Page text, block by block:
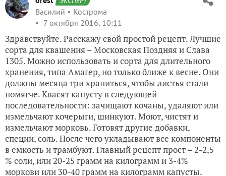
Василий
Кострома
7 октября 2016, 10:11
Здравствуйте. Расскажу свой простой рецепт. Лучшие
сорта для квашения – Московская Поздняя и Слава
1305. Можно использовать и сорта для длительного
хранения, типа Амагер, но только ближе к весне. Они
должны месяца три храниться, чтобы листья стали
помягче. Квасят капусту в следующей
последовательности: зачищают кочаны, удаляют или
измельчают кочерыги, шинкуют. Моют, чистят и
измельчают морковь. Готовят другие добавки,
специи, соль. После чего укладывают все компоненты
в емкость и трамбуют. Главный рецепт прост – 2-2,5
% соли, или 20-25 грамм на килограмм и 3-4%
моркови или 30-40 грамм на килограмм капусты.